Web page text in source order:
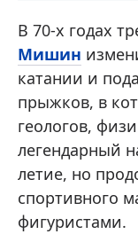
В 70-х годах
Мишин
катании и
прыжков, в
геологов,
легендарный
летие, но
спортивного
фигуристами.